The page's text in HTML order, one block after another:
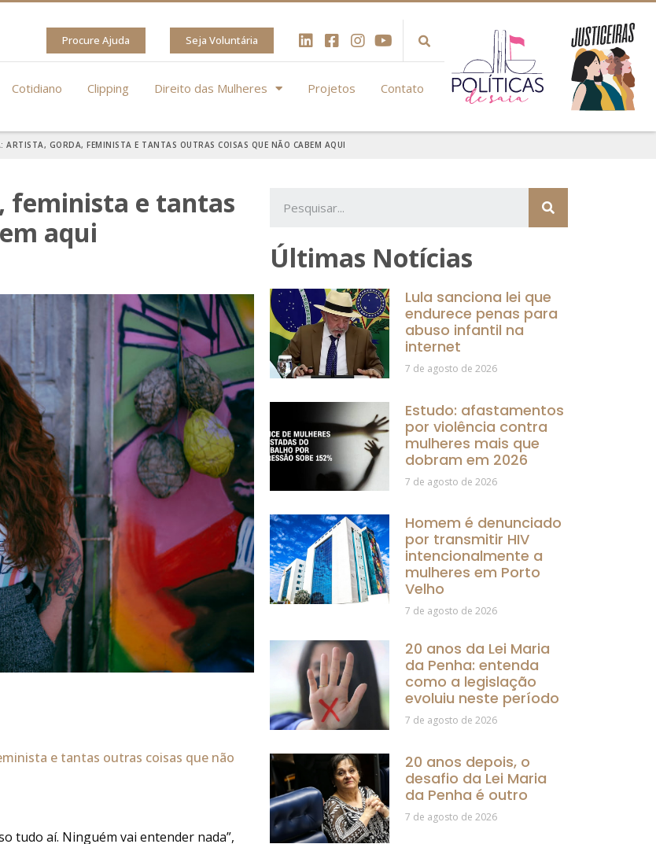
Procure Ajuda Seja Voluntária
Cotidiano Clipping Direito das Mulheres Projetos Contato
ARTISTA, GORDA, FEMINISTA E TANTAS OUTRAS COISAS QUE NÃO CABEM AQUI
feminista e tantas
aqui
e tantas outras coisas que não
tudo aí. Ninguém vai entender nada”,
Últimas Notícias
Lula sanciona lei que
endurece penas para
abuso infantil na
internet
7 de agosto de 2026
Estudo: afastamentos
por violência contra
mulheres mais que
dobram em 2026
7 de agosto de 2026
Homem é denunciado
por transmitir HIV
intencionalmente a
mulheres em Porto
Velho
7 de agosto de 2026
20 anos da Lei Maria
da Penha: entenda
como a legislação
evoluiu neste período
7 de agosto de 2026
20 anos depois, o
desafio da Lei Maria
da Penha é outro
7 de agosto de 2026